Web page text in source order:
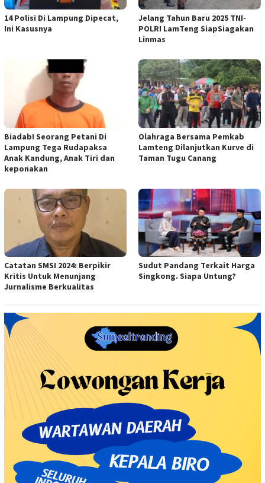
14 Polisi Di Lampung Dipecat,
Ini Kasusnya
Jelang Tahun Baru 2025 TNI-
POLRI LamTeng SiapSiagakan
Linmas
Biadab! Seorang Petani Di
Lampung Tega Rudapaksa
Anak Kandung, Anak Tiri dan
keponakan
Olahraga Bersama Pemkab
Lamteng Dilanjutkan Kurve di
Taman Tugu Canang
Catatan SMSI 2024: Berpikir
Kritis Untuk Menunjang
Jurnalisme Berkualitas
Sudut Pandang Terkait Harga
Singkong. Siapa Untung?